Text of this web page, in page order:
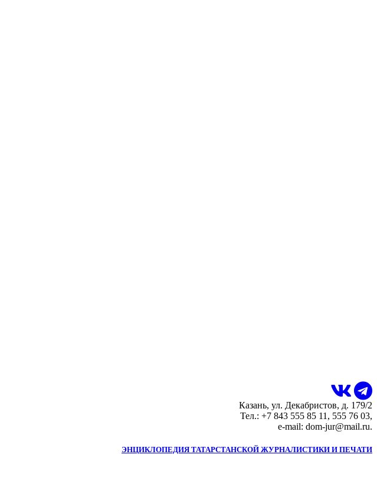
Казань, ул. Декабристов, д. 179/2
Тел.: +7 843 555 85 11, 555 76 03,
e-mail: dom-jur@mail.ru.
ЭНЦИКЛОПЕДИЯ ТАТАРСТАНСКОЙ ЖУРНАЛИСТИКИ И ПЕЧАТИ